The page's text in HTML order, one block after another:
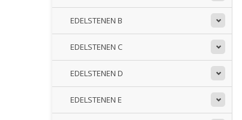
EDELSTENEN B
EDELSTENEN C
EDELSTENEN D
EDELSTENEN E